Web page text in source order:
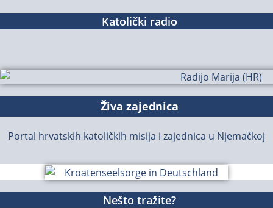
Katolički radio
Živa zajednica
Portal hrvatskih katoličkih misija i zajednica u Njemačkoj
Nešto tražite?